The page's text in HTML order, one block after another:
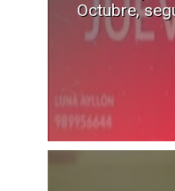
Octubre,